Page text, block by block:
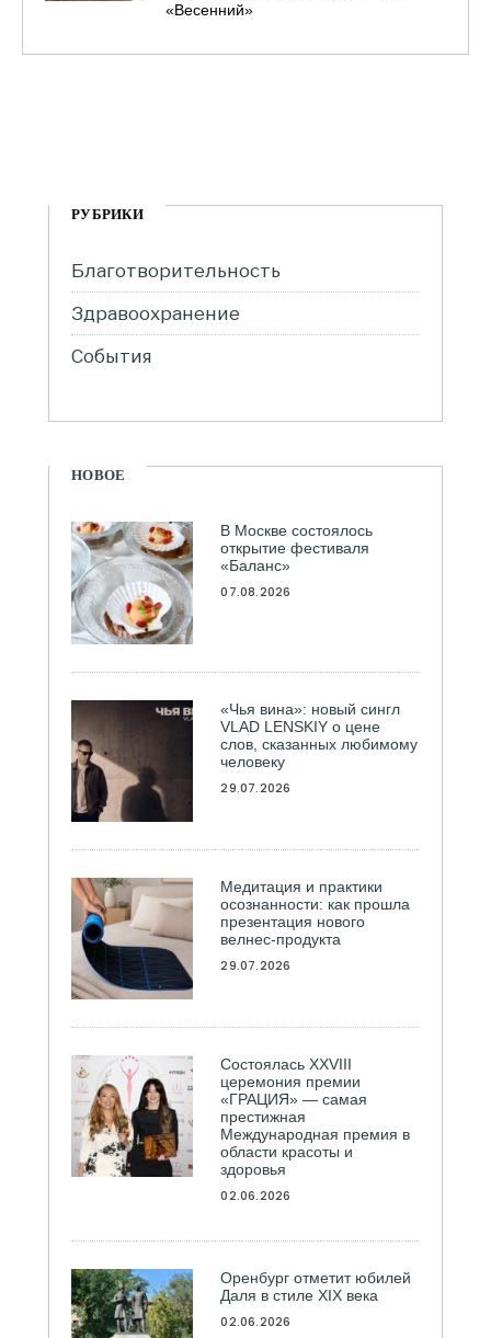
«Весенний»
РУБРИКИ
Благотворительность
Здравоохранение
События
НОВОЕ
В Москве состоялось
открытие фестиваля
«Баланс»
07.08.2026
«Чья вина»: новый сингл
VLAD LENSKIY о цене
слов, сказанных любимому
человеку
29.07.2026
Медитация и практики
осознанности: как прошла
презентация нового
велнес-продукта
29.07.2026
Состоялась ХXVIII
церемония премии
«ГРАЦИЯ» — самая
престижная
Международная премия в
области красоты и
здоровья
02.06.2026
Оренбург отметит юбилей
Даля в стиле XIX века
02.06.2026